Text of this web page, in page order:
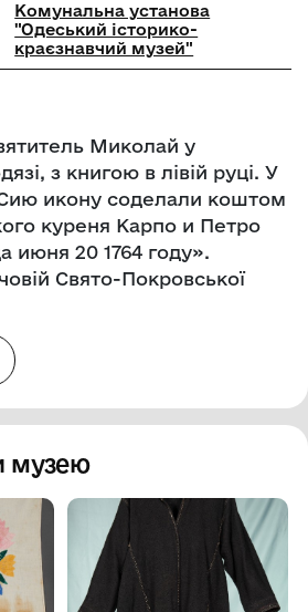
Комунальна установа
"Одеський історико-
краєзнавчий музей"
Миколай у
з книгою в лівій руці. У
икону соделали коштом
куреня Карпо и Петро
июня 20 1764 году».
Свято-Покровської
музею